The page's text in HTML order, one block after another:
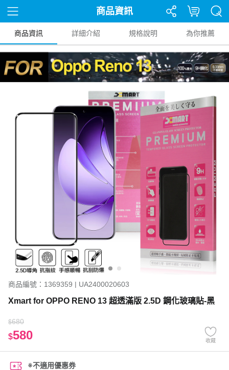
商品資訊
商品資訊 詳細介紹 規格說明 為你推薦
商品編號：1369359 | UA2400020603
Xmart for OPPO RENO 13 超透滿版 2.5D 鋼化玻璃貼-黑
$680
$580 收藏
※不適用優惠券